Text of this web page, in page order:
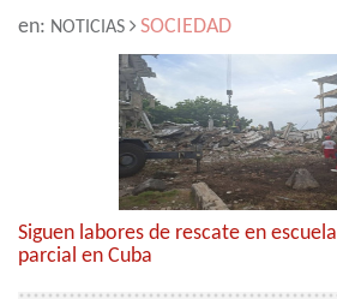
en: NOTICIAS SOCIEDAD
Siguen labores de rescate en
parcial en Cuba